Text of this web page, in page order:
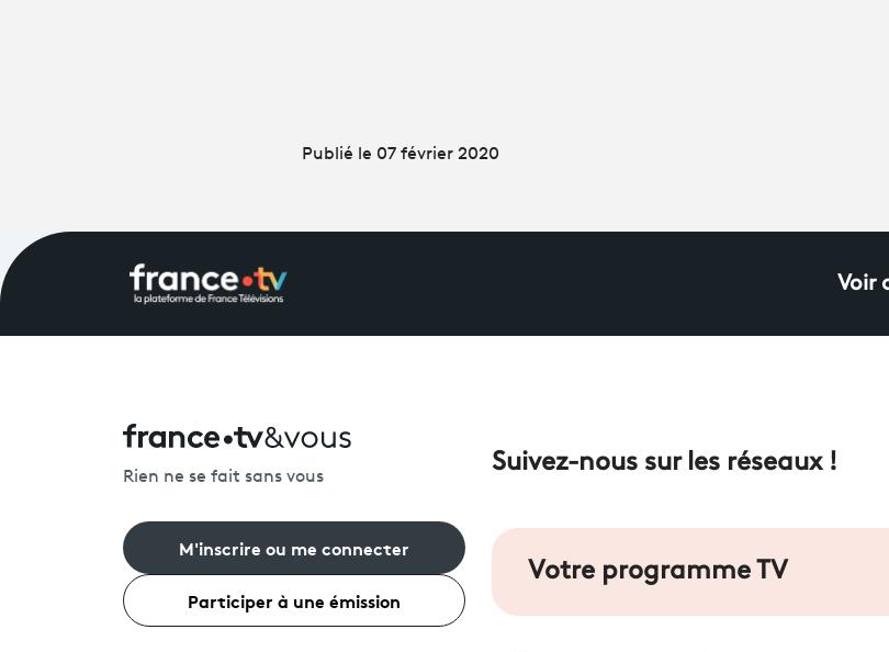
Publié le 07 février 2020
Voir
Rien ne se fait sans vous
M'inscrire ou me connecter
Participer à une émission
Suivez-nous sur les réseaux !
Votre programme TV